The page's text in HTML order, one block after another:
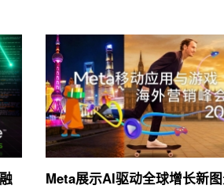
Meta展示AI驱动全球增长新